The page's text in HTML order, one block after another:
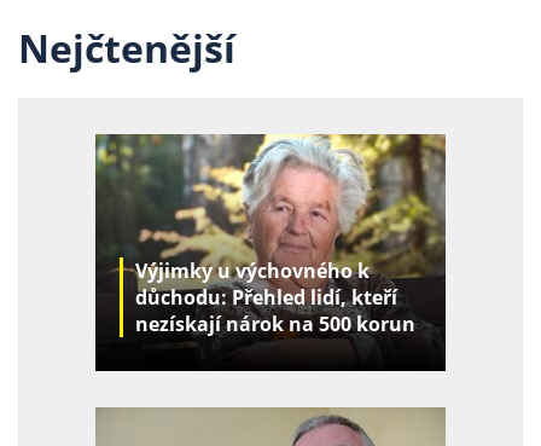
Nejčtenější
Výjimky u výchovného k
důchodu: Přehled lidí, kteří
nezískají nárok na 500 korun
za děti